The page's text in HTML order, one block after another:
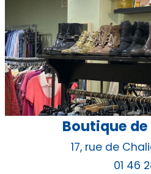
Boutique
17, rue de
01 46